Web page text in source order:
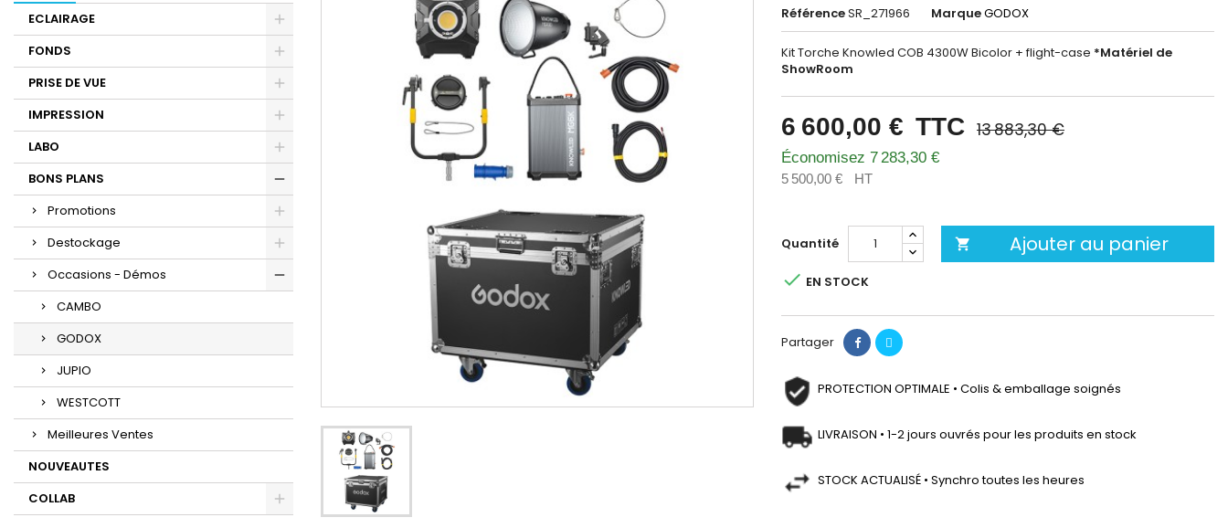
ECLAIRAGE
FONDS
PRISE DE VUE
IMPRESSION
LABO
BONS PLANS
Promotions
Destockage
Occasions - Démos
CAMBO
GODOX
JUPIO
WESTCOTT
Meilleures Ventes
NOUVEAUTES
COLLAB
RéférenceSR_271966 MarqueGODOX
Kit Torche Knowled COB 4300W Bicolor + flight-case *Matériel de
ShowRoom
6 600,00 € TTC 13 883,30 €
Économisez 7 283,30 €
5 500,00 € HT
Quantité  Ajouter au panier
 EN STOCK
Partager
PROTECTION OPTIMALE • Colis & emballage soignés
LIVRAISON • 1-2 jours ouvrés pour les produits en stock
STOCK ACTUALISÉ • Synchro toutes les heures